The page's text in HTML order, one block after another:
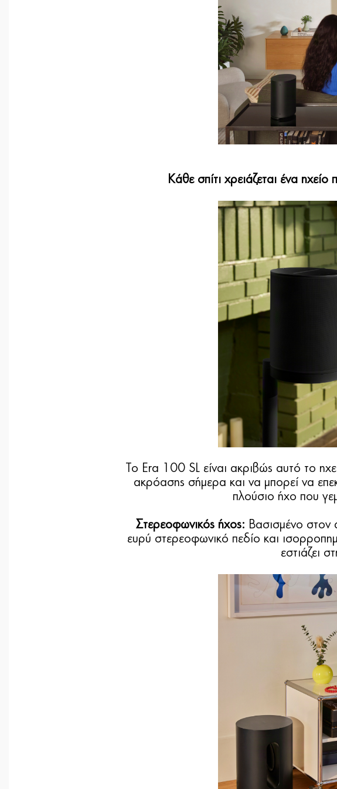
Κάθε σπίτι χρειάζεται ένα
Το Era 100 SL είναι ακριβώς αυτό το
ακρόασης σήμερα και να μπορεί να
πλούσιο ήχο που
Στερεοφωνικός ήχος: Βασισμένο
ευρύ στερεοφωνικό πεδίο και
εστιάζει